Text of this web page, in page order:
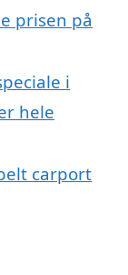
prisen på
i
hele
carport